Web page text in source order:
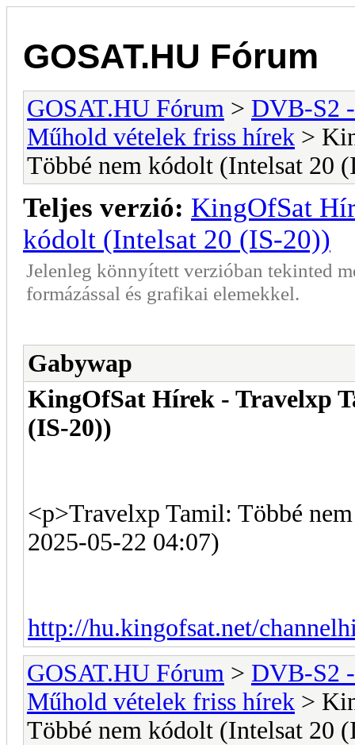
GOSAT.HU Fórum
GOSAT.HU Fórum > DVB-S2
Műhold vételek friss hírek >
Többé nem kódolt (Intelsat 20
Teljes verzió: KingOfSat
kódolt (Intelsat 20 (IS-20))
Jelenleg könnyített verzióban tekinted
formázással és grafikai elemekkel.
Gabywap
KingOfSat Hírek - Travelxp
(IS-20))
<p>Travelxp Tamil: Többé
2025-05-22 04:07)
http://hu.kingofsat.net/
GOSAT.HU Fórum > DVB-S2
Műhold vételek friss hírek >
Többé nem kódolt (Intelsat 20